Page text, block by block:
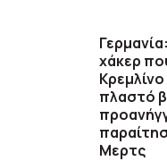
χάκερ
πλαστό
Μερτς